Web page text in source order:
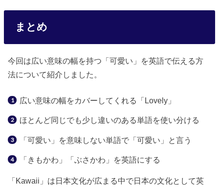
まとめ
今回は広い意味の幅を持つ「可愛い」を英語で伝える方
法について紹介しました。
広い意味の幅をカバーしてくれる「Lovely」
ほとんど同じでも少し違いのある単語を使い分ける
「可愛い」を意味しない単語で「可愛い」と言う
「きもかわ」「ぶさかわ」を英語にする
「Kawaii」は日本文化が広まる中で日本の文化として英